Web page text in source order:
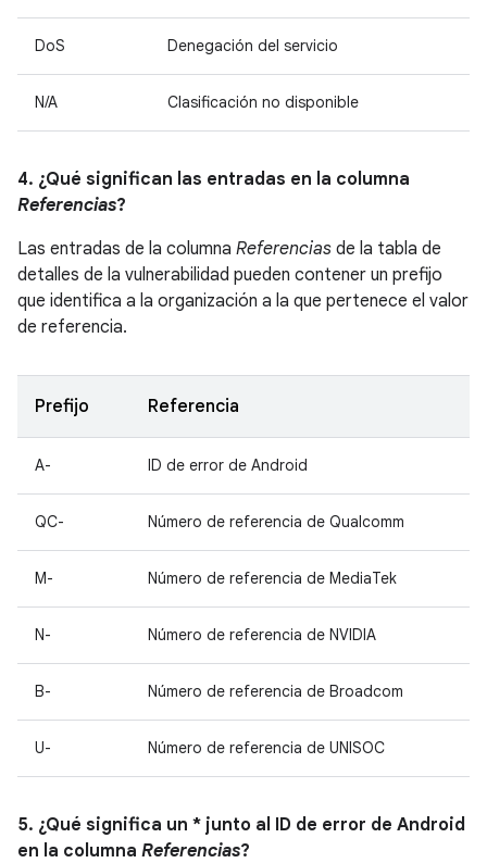
DoS Denegación del servicio
N/A Clasificación no disponible
4. ¿Qué significan las entradas en la columna
Referencias?
Las entradas de la columna Referencias de la tabla de
detalles de la vulnerabilidad pueden contener un prefijo
que identifica a la organización a la que pertenece el valor
de referencia.
Prefijo Referencia
A- ID de error de Android
QC- Número de referencia de Qualcomm
M- Número de referencia de MediaTek
N- Número de referencia de NVIDIA
B- Número de referencia de Broadcom
U- Número de referencia de UNISOC
5. ¿Qué significa un * junto al ID de error de Android
en la columna Referencias?